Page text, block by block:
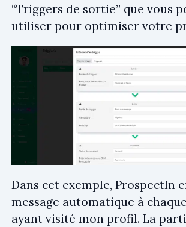
“Triggers de sortie” que vous
utiliser pour optimiser votre
Dans cet exemple, ProspectIn
message automatique à
ayant visité mon profil. La